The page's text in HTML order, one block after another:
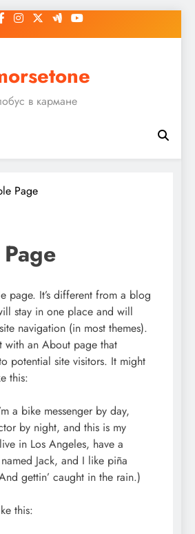
в кармане
Page
page. It’s different from a blog
stay in one place and will
navigation (in most themes).
with an About page that
potential site visitors. It might
this:
a bike messenger by day,
by night, and this is my
in Los Angeles, have a
Jack, and I like piña
gettin’ caught in the rain.)
this: